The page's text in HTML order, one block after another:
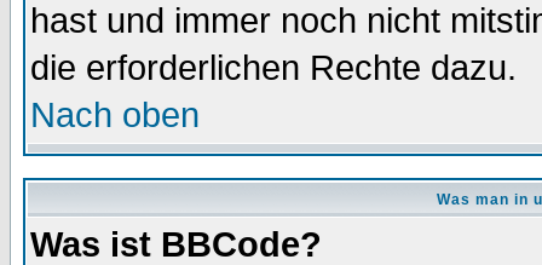
hast und immer noch nicht
die erforderlichen Rechte dazu.
Nach oben
Was man in
Was ist BBCode?